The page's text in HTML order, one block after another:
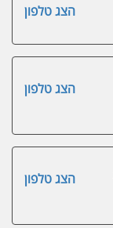
הצג טלפון
הצג טלפון
הצג טלפון